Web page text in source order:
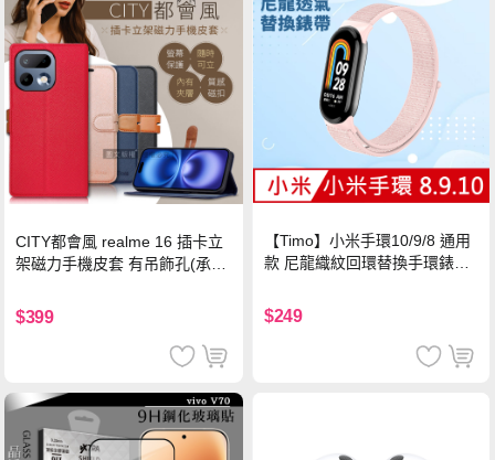
CITY都會風 realme 16 插卡立
架磁力手機皮套 有吊飾孔(承諾
$399
【Timo】小米手環10/9/8 通用
款 尼龍織紋回環替換手環錶帶-
$249